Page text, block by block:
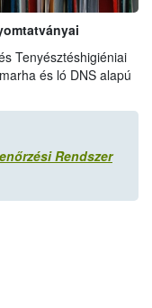
Tenyésztéshigiéniai
és ló DNS alapú
Rendszer